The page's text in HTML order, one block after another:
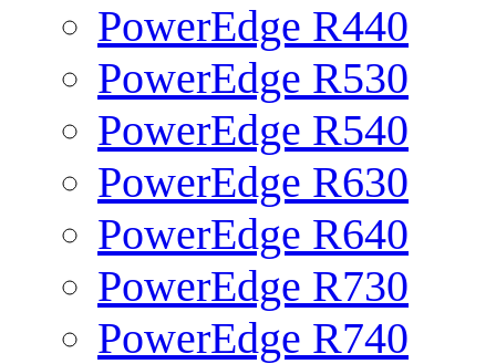
PowerEdge R440
PowerEdge R530
PowerEdge R540
PowerEdge R630
PowerEdge R640
PowerEdge R730
PowerEdge R740